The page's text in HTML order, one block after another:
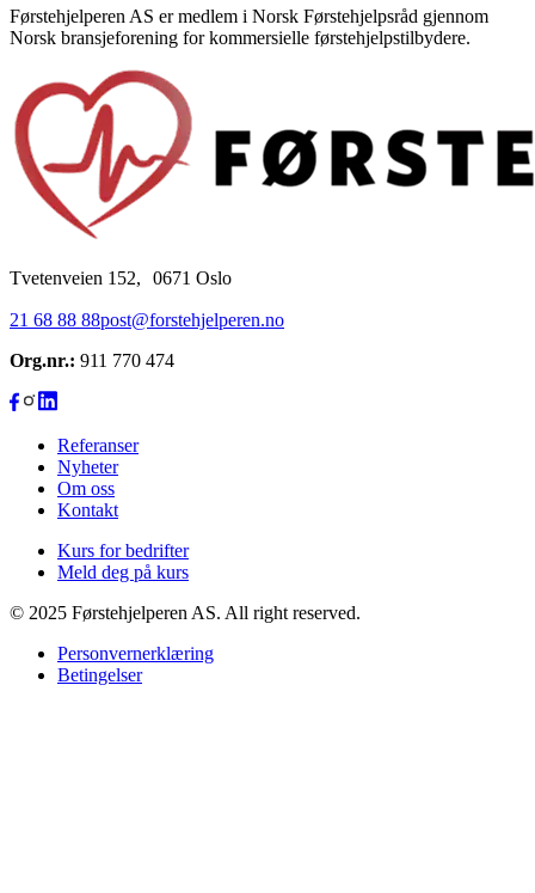
Førstehjelperen AS er medlem i Norsk Førstehjelpsråd gjennom
Norsk bransjeforening for kommersielle førstehjelpstilbydere.
Tvetenveien 152, 0671 Oslo
21 68 88 88post@forstehjelperen.no
Org.nr.: 911 770 474
Referanser
Nyheter
Om oss
Kontakt
Kurs for bedrifter
Meld deg på kurs
© 2025 Førstehjelperen AS. All right reserved.
Personvernerklæring
Betingelser